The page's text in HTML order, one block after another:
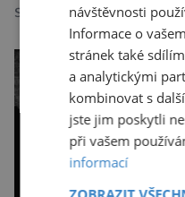
své ikonické zelené
legenda
který u příležitosti
vdechl lahvi novou
svém
elegantním stylu.
lahve Perrier
návštěvnosti
Informace o
stránek také
a analytickými
kombinovat s
jste jim poskytli
při vašem
informací